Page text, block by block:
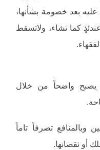
بعد خصومة بشأنها،
كما تشاء، ولاتسقط
يصبح واضحاً من خلال
وبالمنافع تصرفاً تاماً
أو نقصانها.